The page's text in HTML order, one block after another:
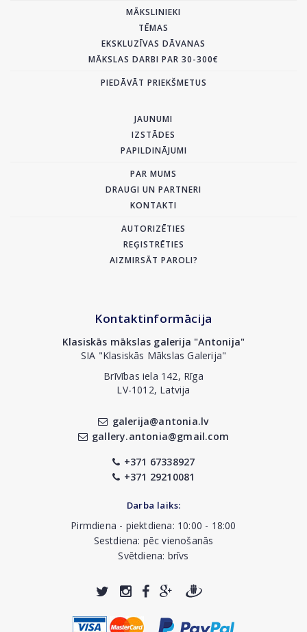
MĀKSLINIEKI
TĒMAS
EKSKLUZĪVAS DĀVANAS
MĀKSLAS DARBI PAR 30-300€
PIEDĀVĀT PRIEKŠMETUS
JAUNUMI
IZSTĀDES
PAPILDINĀJUMI
PAR MUMS
DRAUGI UN PARTNERI
KONTAKTI
AUTORIZĒTIES
REĢISTRĒTIES
AIZMIRSĀT PAROLI?
Kontaktinformācija
Klasiskās mākslas galerija "Antonija"
SIA "Klasiskās Mākslas Galerija"
Brīvības iela 142, Rīga
LV-1012, Latvija
galerija@antonia.lv
gallery.antonia@gmail.com
+371 67338927
+371 29210081
Darba laiks:
Pirmdiena - piektdiena: 10:00 - 18:00
Sestdiena: pēc vienošanās
Svētdiena: brīvs